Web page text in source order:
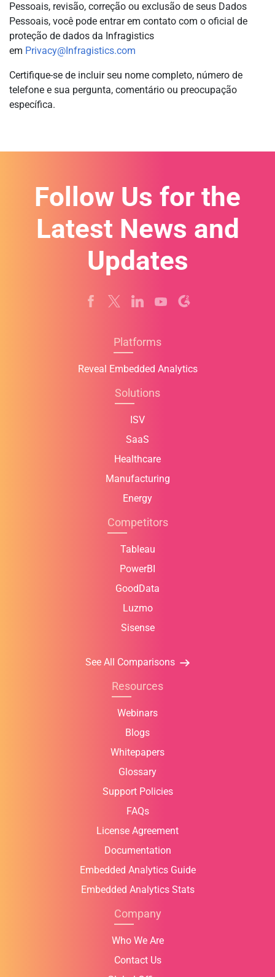
Pessoais, revisão, correção ou exclusão de seus Dados
Pessoais, você pode entrar em contato com o oficial de
proteção de dados da Infragistics
em Privacy@Infragistics.com
Certifique-se de incluir seu nome completo, número de
telefone e sua pergunta, comentário ou preocupação
específica.
Follow Us for the
Latest News and
Updates
Platforms
Reveal Embedded Analytics
Solutions
ISV
SaaS
Healthcare
Manufacturing
Energy
Competitors
Tableau
PowerBI
GoodData
Luzmo
Sisense
See All Comparisons
Resources
Webinars
Blogs
Whitepapers
Glossary
Support Policies
FAQs
License Agreement
Documentation
Embedded Analytics Guide
Embedded Analytics Stats
Company
Who We Are
Contact Us